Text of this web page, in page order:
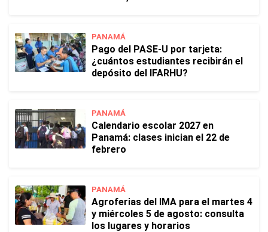
PANAMÁ
Pago del PASE-U por tarjeta:
¿cuántos estudiantes recibirán el
depósito del IFARHU?
PANAMÁ
Calendario escolar 2027 en
Panamá: clases inician el 22 de
febrero
PANAMÁ
Agroferias del IMA para el martes 4
y miércoles 5 de agosto: consulta
los lugares y horarios